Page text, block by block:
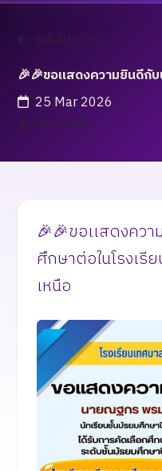
กลับไปหน้าข่าว
🎉🎉ขอเเสดงความยินดีกั
25 Mar 2026
เข้าชม 9 ครั้ง
🎉🎉ขอเเสดงคว
ศึกษาต่อในโรงเ
เหนือ